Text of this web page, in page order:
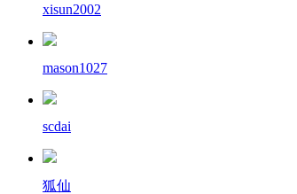
xisun2002
mason1027
scdai
狐仙